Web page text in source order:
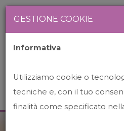
GESTIONE COOKIE
Informativa
Utilizziamo cookie o
tecniche e, con il tuo
finalità come specificato